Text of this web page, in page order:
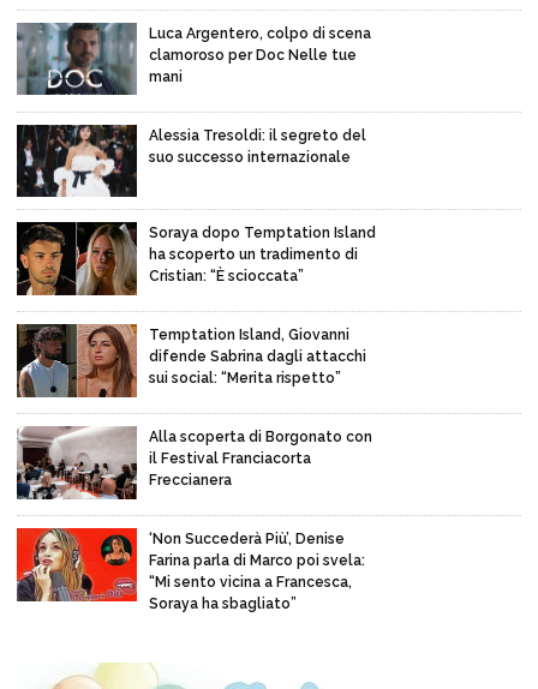
Luca Argentero, colpo di scena
clamoroso per Doc Nelle tue
mani
Alessia Tresoldi: il segreto del
suo successo internazionale
Soraya dopo Temptation Island
ha scoperto un tradimento di
Cristian: “È scioccata”
Temptation Island, Giovanni
difende Sabrina dagli attacchi
sui social: “Merita rispetto”
Alla scoperta di Borgonato con
il Festival Franciacorta
Freccianera
‘Non Succederà Più’, Denise
Farina parla di Marco poi svela:
“Mi sento vicina a Francesca,
Soraya ha sbagliato”